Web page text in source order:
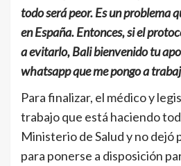
todo será peor. Es un problema
en España. Entonces, si el
a evitarlo, Bali bienvenido tu
whatsapp que me pongo a
Para finalizar, el médico y
trabajo que está haciendo
Ministerio de Salud y no dejó
para ponerse a disposición